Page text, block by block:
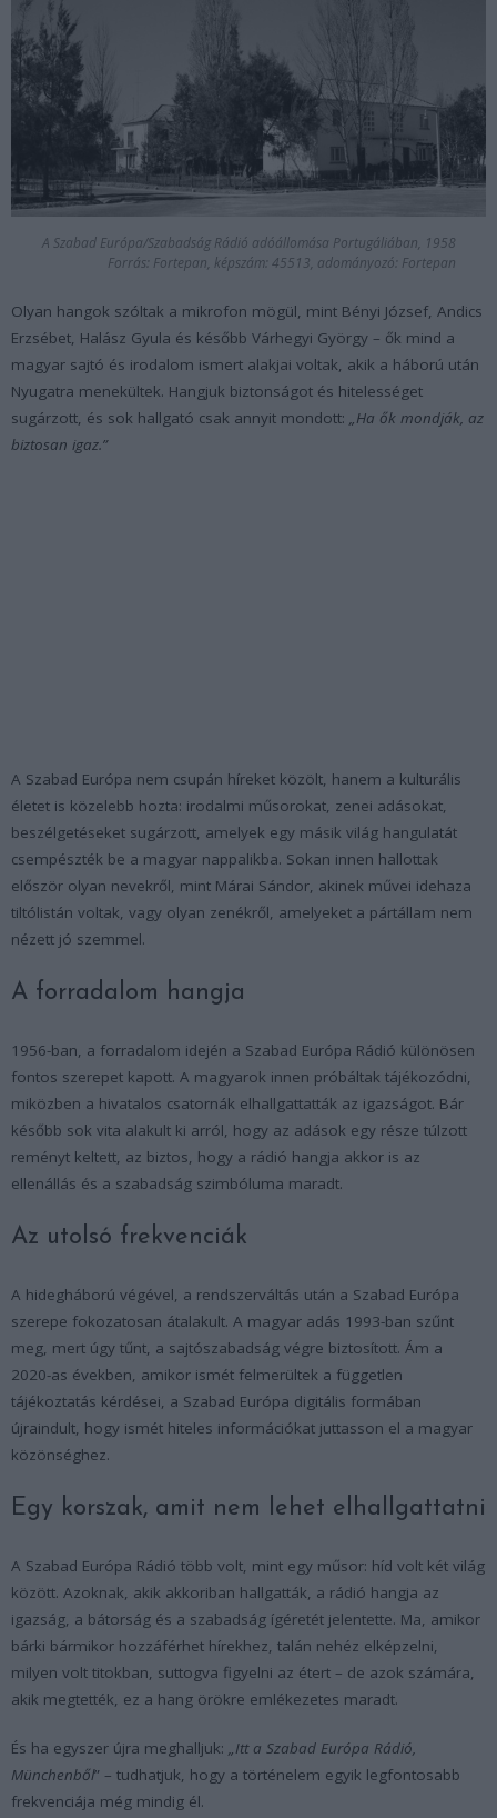
A Szabad Európa/Szabadság Rádió adóállomása Portugáliában, 1958
Forrás: Fortepan, képszám: 45513, adományozó: Fortepan
Olyan hangok szóltak a mikrofon mögül, mint Bényi József, Andics
Erzsébet, Halász Gyula és később Várhegyi György – ők mind a
magyar sajtó és irodalom ismert alakjai voltak, akik a háború után
Nyugatra menekültek. Hangjuk biztonságot és hitelességet
sugárzott, és sok hallgató csak annyit mondott: „Ha ők mondják, az
biztosan igaz.”
A Szabad Európa nem csupán híreket közölt, hanem a kulturális
életet is közelebb hozta: irodalmi műsorokat, zenei adásokat,
beszélgetéseket sugárzott, amelyek egy másik világ hangulatát
csempészték be a magyar nappalikba. Sokan innen hallottak
először olyan nevekről, mint Márai Sándor, akinek művei idehaza
tiltólistán voltak, vagy olyan zenékről, amelyeket a pártállam nem
nézett jó szemmel.
A forradalom hangja
1956-ban, a forradalom idején a Szabad Európa Rádió különösen
fontos szerepet kapott. A magyarok innen próbáltak tájékozódni,
miközben a hivatalos csatornák elhallgattatták az igazságot. Bár
később sok vita alakult ki arról, hogy az adások egy része túlzott
reményt keltett, az biztos, hogy a rádió hangja akkor is az
ellenállás és a szabadság szimbóluma maradt.
Az utolsó frekvenciák
A hidegháború végével, a rendszerváltás után a Szabad Európa
szerepe fokozatosan átalakult. A magyar adás 1993-ban szűnt
meg, mert úgy tűnt, a sajtószabadság végre biztosított. Ám a
2020-as években, amikor ismét felmerültek a független
tájékoztatás kérdései, a Szabad Európa digitális formában
újraindult, hogy ismét hiteles információkat juttasson el a magyar
közönséghez.
Egy korszak, amit nem lehet elhallgattatni
A Szabad Európa Rádió több volt, mint egy műsor: híd volt két világ
között. Azoknak, akik akkoriban hallgatták, a rádió hangja az
igazság, a bátorság és a szabadság ígéretét jelentette. Ma, amikor
bárki bármikor hozzáférhet hírekhez, talán nehéz elképzelni,
milyen volt titokban, suttogva figyelni az étert – de azok számára,
akik megtették, ez a hang örökre emlékezetes maradt.
És ha egyszer újra meghalljuk: „Itt a Szabad Európa Rádió,
Münchenből” – tudhatjuk, hogy a történelem egyik legfontosabb
frekvenciája még mindig él.